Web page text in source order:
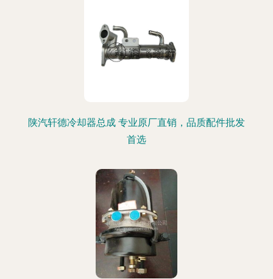
陕汽轩德冷却器总成 专业原厂直销，品质配件批发
首选